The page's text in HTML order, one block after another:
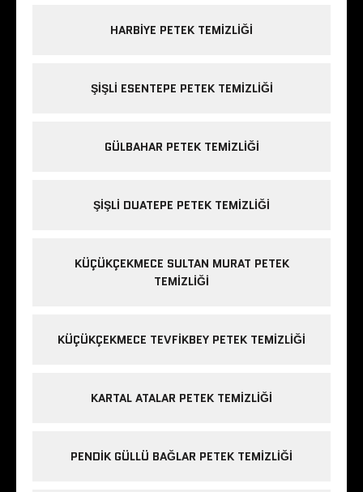
HARBIYE PETEK TEMIZLIĞI
ŞIŞLI ESENTEPE PETEK TEMIZLIĞI
GÜLBAHAR PETEK TEMIZLIĞI
ŞIŞLI DUATEPE PETEK TEMIZLIĞI
KÜÇÜKÇEKMECE SULTAN MURAT PETEK
TEMIZLIĞI
KÜÇÜKÇEKMECE TEVFIKBEY PETEK TEMIZLIĞI
KARTAL ATALAR PETEK TEMIZLIĞI
PENDIK GÜLLÜ BAĞLAR PETEK TEMIZLIĞI